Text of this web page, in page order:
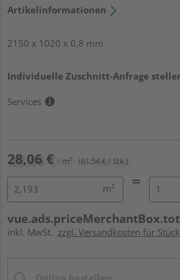
Artikelinformationen
2150 x 1020 x 0,8 mm
Individuelle Zuschnitt-Anfrage
Services
28,06 € / m² (61,54 € / Stk.)
m²
inkl. MwSt. zzgl. Versandkosten für